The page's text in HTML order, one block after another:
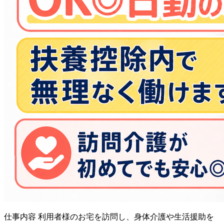
仕事内容 利用者様のお宅を訪問し、身体介護や生活援助を